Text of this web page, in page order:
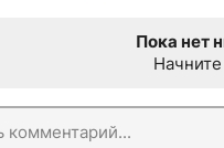
Пока нет